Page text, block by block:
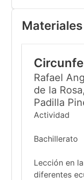
Rafael
de la
Padilla
Actividad
Bachillerato
Lección en
diferentes